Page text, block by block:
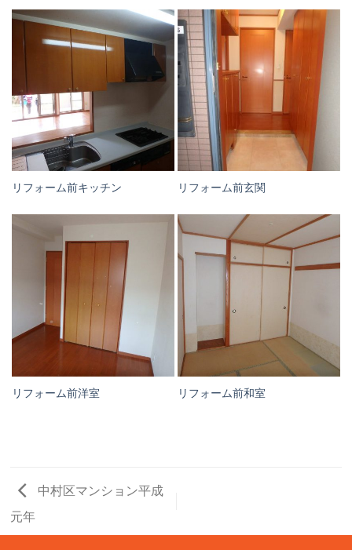
リフォーム前キッチン リフォーム前玄関
リフォーム前洋室 リフォーム前和室
中村区マンション平成
元年